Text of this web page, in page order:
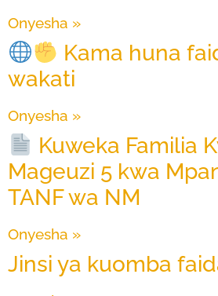
Onyesha »
Kama huna
wakati
Onyesha »
Kuweka Familia
Mageuzi 5 kwa
TANF wa NM
Onyesha »
Jinsi ya kuomba